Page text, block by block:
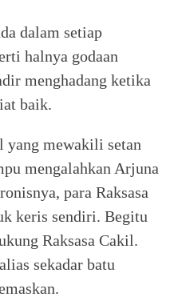
dalam setiap
halnya godaan
menghadang ketika
baik.
yang mewakili setan
mengalahkan Arjuna
para Raksasa
keris sendiri. Begitu
Raksasa Cakil.
sekadar batu